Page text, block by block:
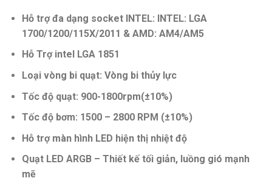
Hỗ trợ đa dạng socket INTEL: INTEL: LGA
1700/1200/115X/2011 & AMD: AM4/AM5
Hỗ Trợ intel LGA 1851
Loại vòng bi quạt: Vòng bi thủy lực
Tốc độ quạt: 900-1800rpm(±10%)
Tốc độ bơm: 1500 – 2800 RPM (±10%)
Hỗ trợ màn hình LED hiện thị nhiệt độ
Quạt LED ARGB – Thiết kế tối giản, luồng gió mạnh
mẽ